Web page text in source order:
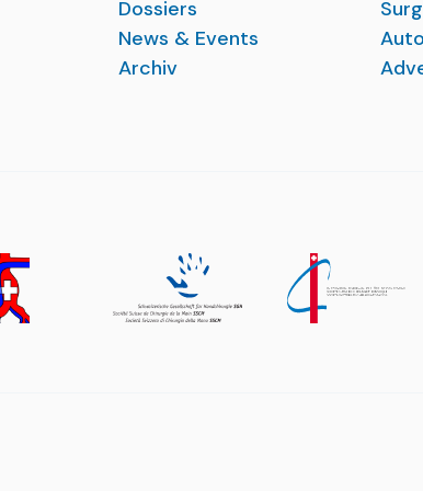
Dossiers
News & Events
Archiv